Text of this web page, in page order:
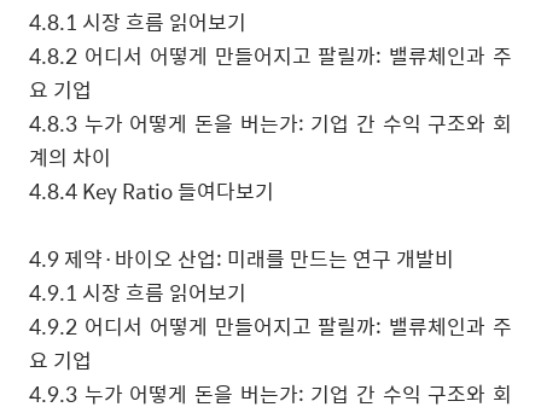
4.8.1 시장 흐름 읽어보기
4.8.2 어디서 어떻게 만들어지고 팔릴까: 밸류체인과 주
요 기업
4.8.3 누가 어떻게 돈을 버는가: 기업 간 수익 구조와 회
계의 차이
4.8.4 Key Ratio들여다보기
4.9제약·바이오 산업: 미래를 만드는 연구 개발비
4.9.1 시장 흐름 읽어보기
4.9.2 어디서 어떻게 만들어지고 팔릴까: 밸류체인과 주
요 기업
4.9.3 누가 어떻게 돈을 버는가: 기업 간 수익 구조와 회